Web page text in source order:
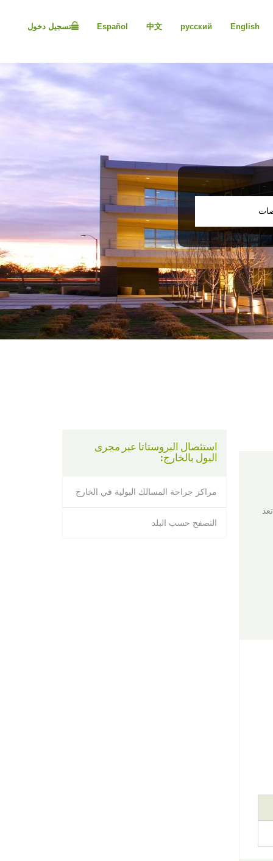
accessibility
system.
Control-
website
disabilities
who
are
using
a
screen
reader;
Press
Control-
English
русский
中文
Español تسجيل دخول
استئصال البروستاتا عبر مجرى
البول بالخارج:
مراكز جراحة المسالك البولية في الخارج
التصفح حسب البلد